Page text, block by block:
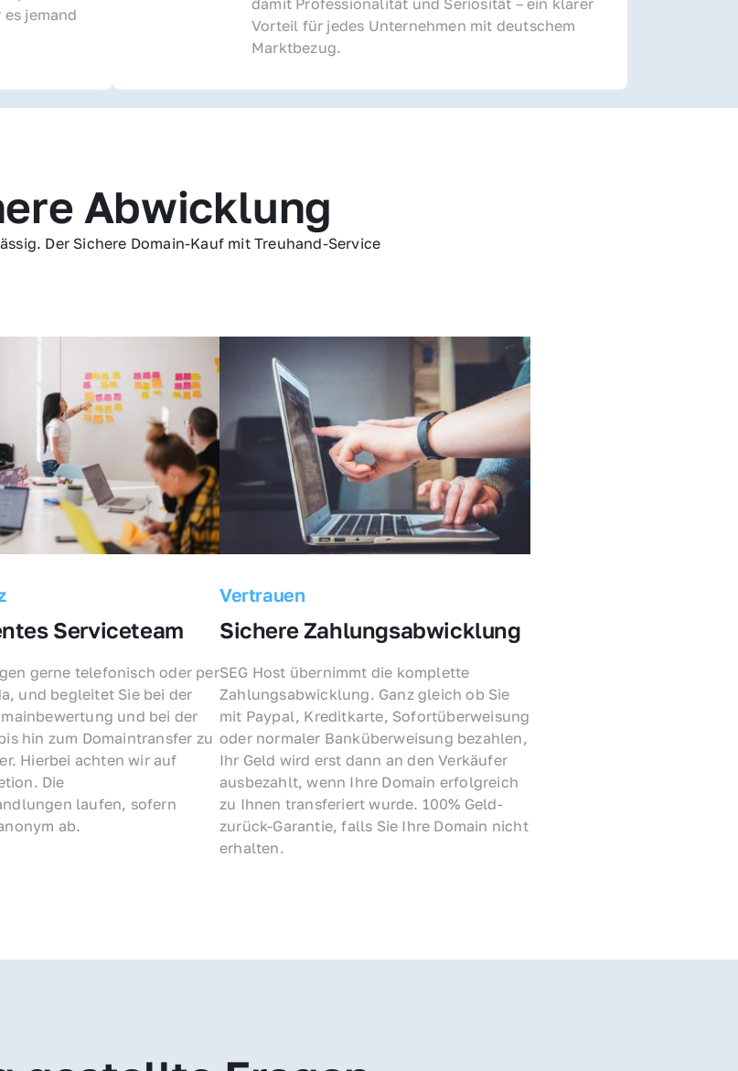
jemand
Vorteil für jedes Unternehmen mit deutschem
Marktbezug.
Abwicklung
Der Sichere Domain-Kauf mit Treuhand-Service
Serviceteam
gerne telefonisch oder per
und begleitet Sie bei der
und bei der
hin zum Domaintransfer zu
Hierbei achten wir auf
Die
laufen, sofern
ab.
Vertrauen
Sichere Zahlungsabwicklung
SEG Host übernimmt die komplette
Zahlungsabwicklung. Ganz gleich ob Sie
mit Paypal, Kreditkarte, Sofortüberweisung
oder normaler Banküberweisung bezahlen,
Ihr Geld wird erst dann an den Verkäufer
ausbezahlt, wenn Ihre Domain erfolgreich
zu Ihnen transferiert wurde. 100% Geld-
zurück-Garantie, falls Sie Ihre Domain nicht
erhalten.